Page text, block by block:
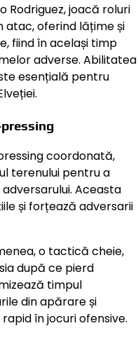
Rodriguez, joacă roluri
atac, oferind lățime și
fiind în același timp
adverse. Abilitatea
esențială pentru
coordonată,
terenului pentru a
Aceasta
și forțează adversarii
o tactică cheie,
după ce pierd
timpul
din apărare și
în jocuri ofensive.